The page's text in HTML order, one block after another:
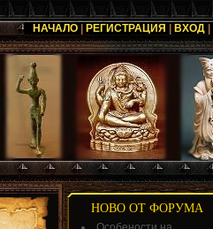
НАЧАЛО РЕГИСТРАЦИЯ ВХОД
НОВО ОТ ФОРУМА